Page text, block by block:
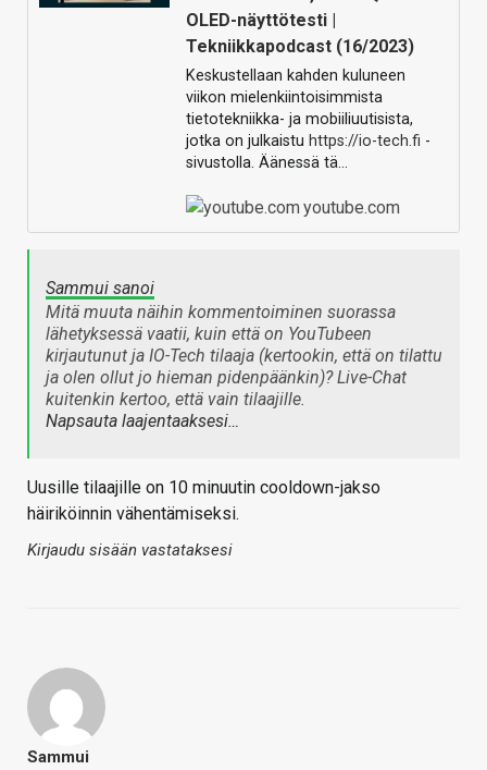
OLED-näyttötesti |
Tekniikkapodcast (16/2023)
Keskustellaan kahden kuluneen
viikon mielenkiintoisimmista
tietotekniikka- ja mobiiliuutisista,
jotka on julkaistu https://io-tech.fi -
sivustolla. Äänessä tä…
youtube.com
Sammui sanoi
Mitä muuta näihin kommentoiminen suorassa
lähetyksessä vaatii, kuin että on YouTubeen
kirjautunut ja IO-Tech tilaaja (kertookin, että on tilattu
ja olen ollut jo hieman pidenpäänkin)? Live-Chat
kuitenkin kertoo, että vain tilaajille.
Napsauta laajentaaksesi…
Uusille tilaajille on 10 minuutin cooldown-jakso
häiriköinnin vähentämiseksi.
Kirjaudu sisään vastataksesi
Sammui